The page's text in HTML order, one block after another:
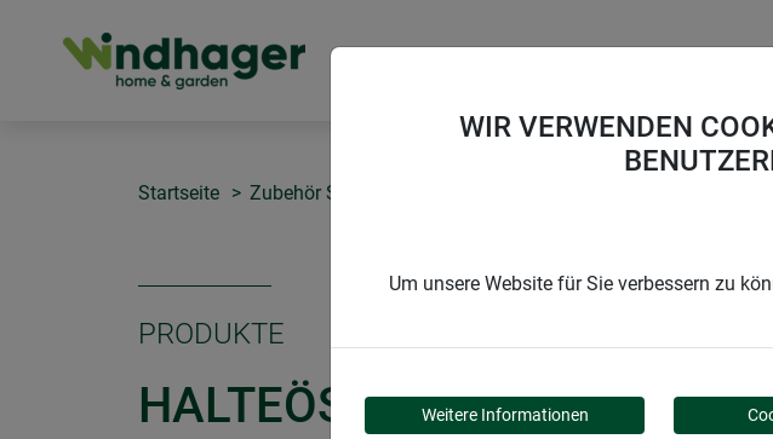
Startseite Zubehör Sonnensegel
PRODUKTE
HALTEÖSE
WIR VERWENDEN
Um unsere Website für Sie verbessern zu
Weitere Informationen